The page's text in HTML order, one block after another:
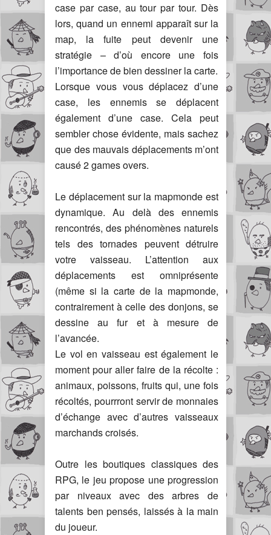
case par case, au tour par tour. Dès
lors, quand un ennemi apparaît sur la
map, la fuite peut devenir une
stratégie – d’où encore une fois
l’importance de bien dessiner la carte.
Lorsque vous vous déplacez d’une
case, les ennemis se déplacent
également d’une case. Cela peut
sembler chose évidente, mais sachez
que des mauvais déplacements m’ont
causé 2 games overs.
Le déplacement sur la mapmonde est
dynamique. Au delà des ennemis
rencontrés, des phénomènes naturels
tels des tornades peuvent détruire
votre vaisseau. L’attention aux
déplacements est omniprésente
(même si la carte de la mapmonde,
contrairement à celle des donjons, se
dessine au fur et à mesure de
l’avancée.
Le vol en vaisseau est également le
moment pour aller faire de la récolte :
animaux, poissons, fruits qui, une fois
récoltés, pourrront servir de monnaies
d’échange avec d’autres vaisseaux
marchands croisés.
Outre les boutiques classiques des
RPG, le jeu propose une progression
par niveaux avec des arbres de
talents ben pensés, laissés à la main
du joueur.